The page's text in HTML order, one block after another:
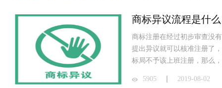
商标异议流程是什
商标注册在经过初步审查没
提出异议就可以核准注册了
标局不予该上班注册，那么
5905 2019-08-02